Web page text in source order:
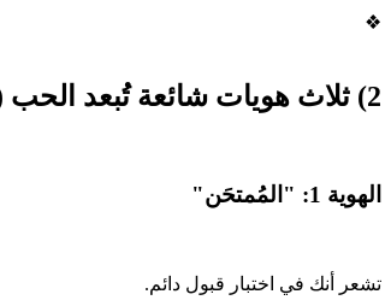
❖
2) ثلاث هويات شائعة تُبعد الحب (بدون قصد)
الهوية 1: "المُمتحَن"
تشعر أنك في اختبار قبول دائم.